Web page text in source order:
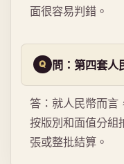
面很容易判錯。
問：第四套人
答：就人民幣而言
按版別和面值分組
張或整批結算。